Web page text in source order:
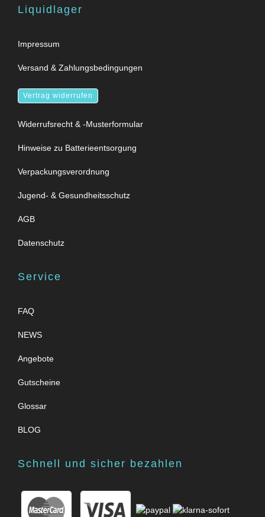
Liquidlager
Impressum
Versand & Zahlungsbedingungen
Vertrag widerrufen
Widerrufsrecht & -Musterformular
Hinweise zu Batterieentsorgung
Verpackungsverordnung
Jugend- & Gesundheitsschutz
AGB
Datenschutz
Service
FAQ
NEWS
Angebote
Gutscheine
Glossar
BLOG
Schnell und sicher bezahlen